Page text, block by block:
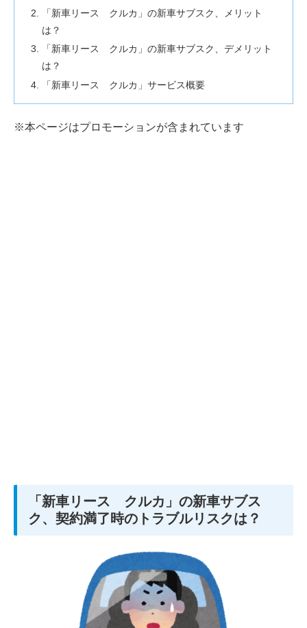
「新車リース クルカ」の新車サブスク、メリット
は？
「新車リース クルカ」の新車サブスク、デメリット
は？
「新車リース クルカ」サービス概要
※本ページはプロモーションが含まれています
「新車リース クルカ」の新車サブス
ク、契約満了時のトラブルリスクは？